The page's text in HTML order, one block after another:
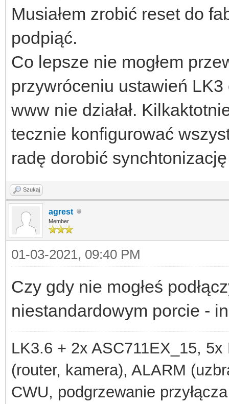
Musiałem zrobić reset do
podpiąć.
Co lepsze nie mogłem
przywróceniu ustawień
www nie działał.
tecznie konfigurować
radę dorobić
Szukaj
agrest
Member
01-03-2021, 09:40 PM
Czy gdy nie mogłeś
niestandardowym porcie -
LK3.6 + 2x ASC711EX_15,
(router, kamera), ALARM
CWU, podgrzewanie